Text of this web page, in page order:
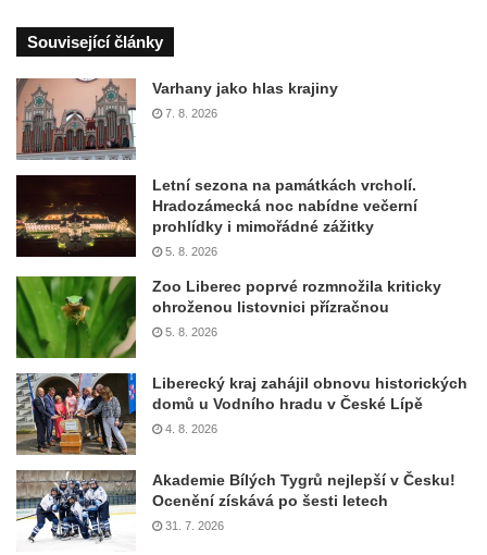
Související články
Varhany jako hlas krajiny
7. 8. 2026
Letní sezona na památkách vrcholí.
Hradozámecká noc nabídne večerní
prohlídky i mimořádné zážitky
5. 8. 2026
Zoo Liberec poprvé rozmnožila kriticky
ohroženou listovnici přízračnou
5. 8. 2026
Liberecký kraj zahájil obnovu historických
domů u Vodního hradu v České Lípě
4. 8. 2026
Akademie Bílých Tygrů nejlepší v Česku!
Ocenění získává po šesti letech
31. 7. 2026